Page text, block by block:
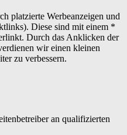
platzierte Werbeanzeigen und
Diese sind mit einem *
Durch das Anklicken der
wir einen kleinen
zu verbessern.
an qualifizierten